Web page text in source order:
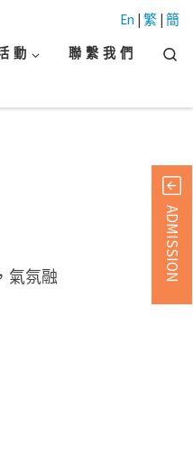
動 聯 繫 我 們
En | 繁 | 簡
氣氛融
ADMISSION